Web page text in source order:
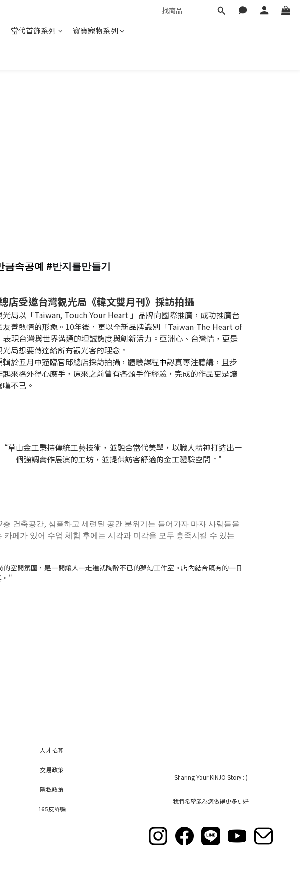
當代首飾系列
寶寶寵物系列
금속공예 #반지를만들기
店受邀台灣觀光局《韓文雙月刊》採訪拍攝
光局以「Taiwan, Touch Your Heart 」品牌向國際推廣，成功推廣台
友善熱情的形象。10年後，更以全新品牌識別「Taiwan-The Heart of
表現台灣與世界溝通的坦誠態度與創新活力。亞洲心、台灣情，更是
光局想要傳達給所有觀光客的理念。
輯於五月中蒞臨官邸總店採訪拍攝，體驗課程中認真專注聽講，且步
起來格外得心應手，原來之前曾有各類手作經驗，完成的作品更是讓
不已。
“草山金工秉持傳統工藝技術，並融合當代美學，以職人精神打造出一
個強調實作展演的工坊，並提供訪客舒適的金工體驗空間。”
건축공간, 심플하고 세련된 공간 분위기는 들어가자 마자 사람들을
페가 있어 수업 체험 후에는 시각과 미각을 모두 충족시킬 수 있는
空間氛圍，是一間讓人一走進就陶醉不已的夢幻工作室。店內結合既有的一日
。"
人才招募
交易政策
隱私政策
165反詐騙
Sharing Your KINJO Story : )
我們希望能為您做得更多更好